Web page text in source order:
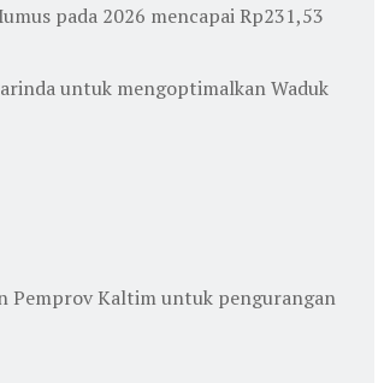
pada 2026 mencapai Rp231,53
untuk mengoptimalkan Waduk
Pemprov Kaltim untuk pengurangan